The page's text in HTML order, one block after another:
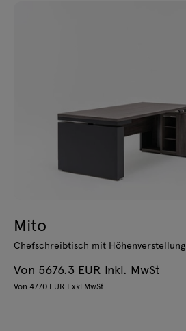
Mito
Chefschreibtisch mit Höhenverstellung
Von 5676.3 EUR Inkl. MwSt
Von 4770 EUR Exkl MwSt